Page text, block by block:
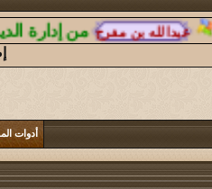
من إدارة الديوانيه
أدوات